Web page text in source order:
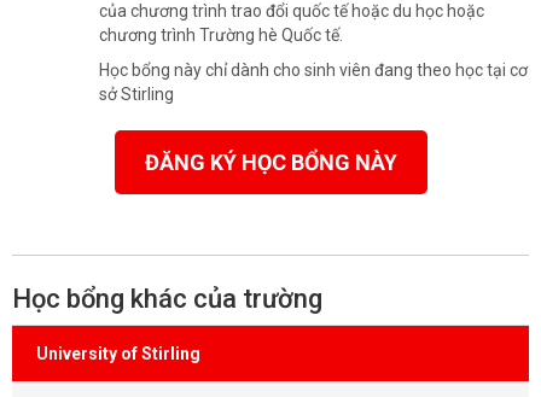
của chương trình trao đổi quốc tế hoặc du học hoặc
chương trình Trường hè Quốc tế.
Học bổng này chỉ dành cho sinh viên đang theo học tại cơ
sở Stirling
ĐĂNG KÝ HỌC BỔNG NÀY
Học bổng khác của trường
University of Stirling